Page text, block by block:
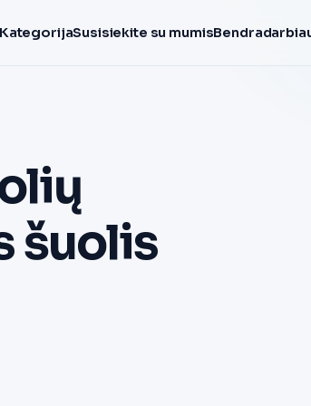
KategorijaSusisiekite su mumis
šuolis